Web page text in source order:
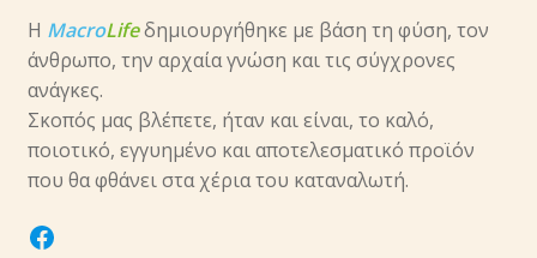
Η MacroLifeδημιουργήθηκε με βάση τη φύση, τον
άνθρωπο, την αρχαία γνώση και τις σύγχρονες
ανάγκες.
Σκοπός μας βλέπετε, ήταν και είναι, το καλό,
ποιοτικό, εγγυημένο και αποτελεσματικό προϊόν
που θα φθάνει στα χέρια του καταναλωτή.
facebook